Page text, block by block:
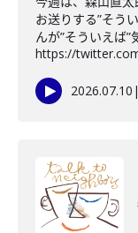
お送りする”そう
んが”そういえば
https://
2026.07.10 |